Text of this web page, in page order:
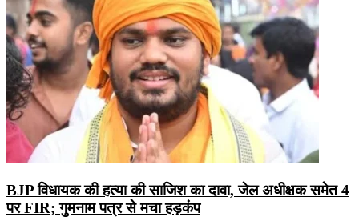
BJP विधायक की हत्या की साजिश का दावा, जेल अधीक्षक समेत 4
पर FIR; गुमनाम पत्र से मचा हड़कंप